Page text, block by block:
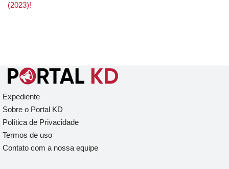
(2023)!
Expediente
Sobre o Portal KD
Política de Privacidade
Termos de uso
Contato com a nossa equipe